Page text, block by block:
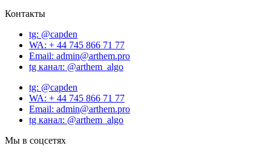
Контакты
tg: @capden
WA: + 44 745 866 71 77
Email: admin@arthem.pro
tg канал: @arthem_algo
tg: @capden
WA: + 44 745 866 71 77
Email: admin@arthem.pro
tg канал: @arthem_algo
Мы в соцсетях